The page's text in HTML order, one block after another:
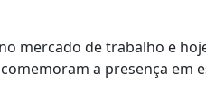
mercado de trabalho e
a presença em